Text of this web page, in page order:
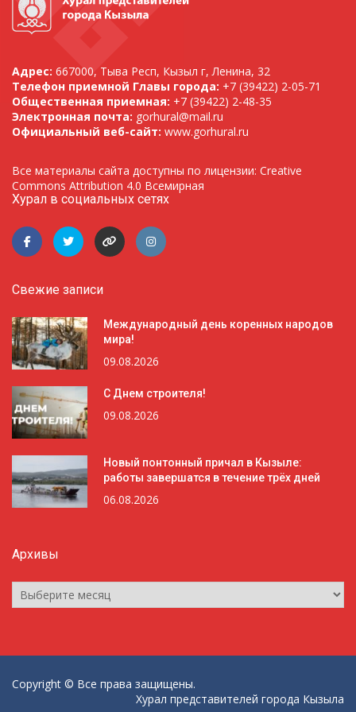
Адрес: 667000, Тыва Респ, Кызыл г, Ленина, 32
Телефон приемной Главы города: +7 (39422) 2-05-71
Общественная приемная: +7 (39422) 2-48-35
Электронная почта: gorhural@mail.ru
Официальный веб-сайт: www.gorhural.ru
Все материалы сайта доступны по лицензии: Creative
Commons Attribution 4.0 Всемирная
Хурал в социальных сетях
Свежие записи
Международный день коренных народов
мира!
09.08.2026
С Днем строителя!
09.08.2026
Новый понтонный причал в Кызыле:
работы завершатся в течение трёх дней
06.08.2026
Архивы
Архивы
Copyright © Все права защищены.
Хурал представителей города Кызыла